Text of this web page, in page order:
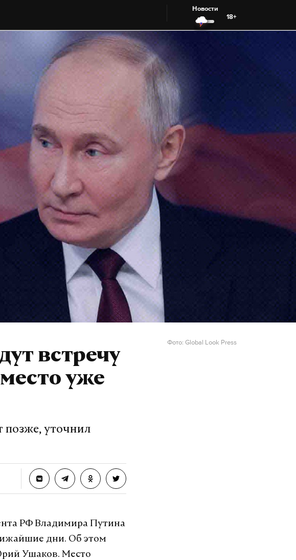
Новости
18+
встречу
уже
позже, уточнил
Фото: Global Look Press
РФ Владимира Путина
дни. Об этом
Ушаков. Место